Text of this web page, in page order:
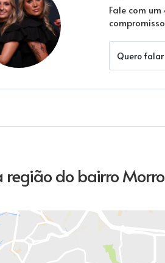
Fale com
Quero
região do bairro